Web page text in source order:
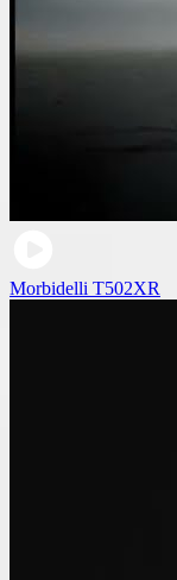
Morbidelli T502XR